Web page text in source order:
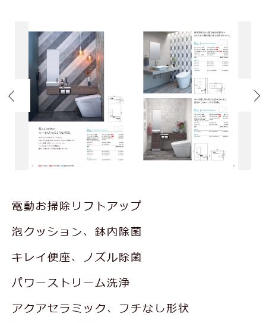
電動お掃除リフトアップ
泡クッション、鉢内除菌
キレイ便座、ノズル除菌
パワーストリーム洗浄
アクアセラミック、フチなし形状